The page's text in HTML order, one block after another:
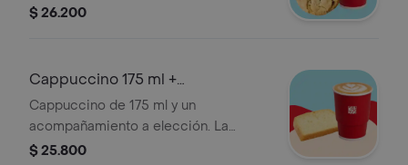
contiene panela, canela y clavos.
$ 26.200
Cappuccino 175 ml +
Acompañamiento
Cappuccino de 175 ml y un
acompañamiento a elección. La
presentación del Cappuccino puede
$ 25.800